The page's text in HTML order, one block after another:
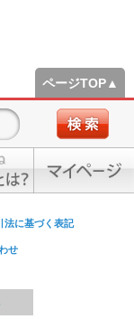
ページTOP▲
法に基づく表記
せ